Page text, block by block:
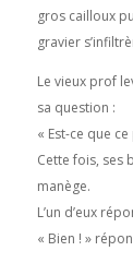
gros cailloux
gravier
Le vieux prof
sa question :
« Est-ce que
Cette fois, ses
manège.
L’un d’eux
« Bien ! »